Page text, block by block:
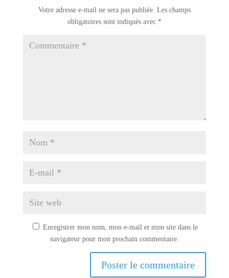
Votre adresse e-mail ne sera pas publiée. Les champs
obligatoires sont indiqués avec *
Enregistrer mon nom, mon e-mail et mon site dans le
navigateur pour mon prochain commentaire.